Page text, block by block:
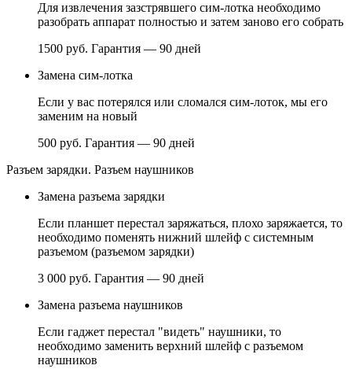
Для извлечения зазстрявшего сим-лотка необходимо
разобрать аппарат полностью и затем заново его собрать
1500 руб. Гарантия — 90 дней
Замена сим-лотка
Если у вас потерялся или сломался сим-лоток, мы его
заменим на новый
500 руб. Гарантия — 90 дней
Разъем зарядки. Разъем наушников
Замена разъема зарядки
Если планшет перестал заряжаться, плохо заряжается, то
необходимо поменять нижний шлейф с системным
разъемом (разъемом зарядки)
3 000 руб. Гарантия — 90 дней
Замена разъема наушников
Если гаджет перестал "видеть" наушники, то
необходимо заменить верхний шлейф с разъемом
наушников